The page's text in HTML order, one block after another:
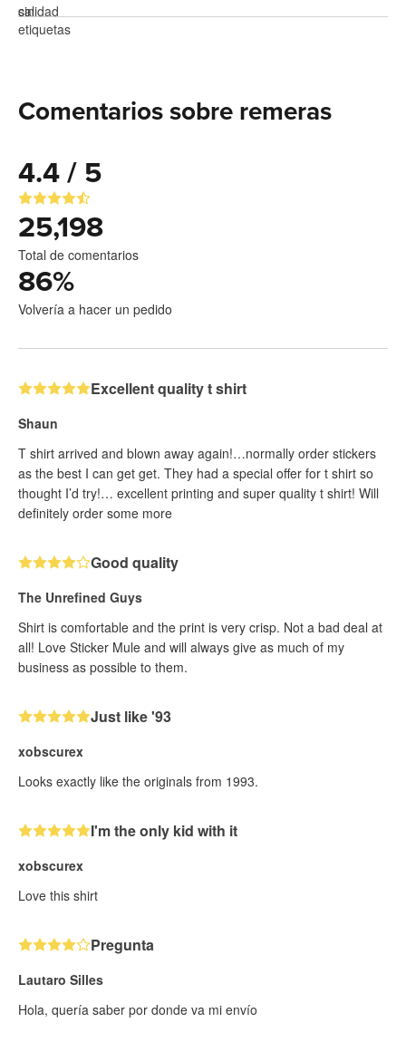
Comentarios sobre remeras
4.4 / 5
25,198
Total de comentarios
86%
Volvería a hacer un pedido
Excellent quality t shirt
Shaun
T shirt arrived and blown away again!…normally order stickers
as the best I can get get. They had a special offer for t shirt so
thought I’d try!… excellent printing and super quality t shirt! Will
definitely order some more
Good quality
The Unrefined Guys
Shirt is comfortable and the print is very crisp. Not a bad deal at
all! Love Sticker Mule and will always give as much of my
business as possible to them.
Just like '93
xobscurex
Looks exactly like the originals from 1993.
I'm the only kid with it
xobscurex
Love this shirt
Pregunta
Lautaro Silles
Hola, quería saber por donde va mi envío